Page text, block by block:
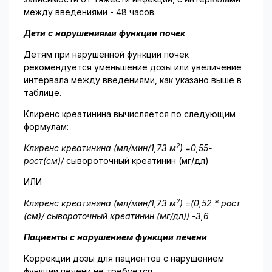
между введениями - 48 часов.
Дети с нарушениями функции почек
Детям при нарушенной функции почек
рекомендуется уменьшение дозы или увеличение
интервала между введениями, как указано выше в
таблице.
Клиренс креатинина вычисляется по следующим
формулам:
Клиренс креатинина (мл/мин/1,73 м2) =0,55-
рост(см)/сывороточный креатинин (мг/дл)
ИЛИ
Клиренс креатинина (мл/мин/1,73 м2) =(0,52 * рост
(см)/ сывороточный креатинин (мг/дл)) -3,6
Пациенты с нарушением функции печени
Коррекции дозы для пациентов с нарушением